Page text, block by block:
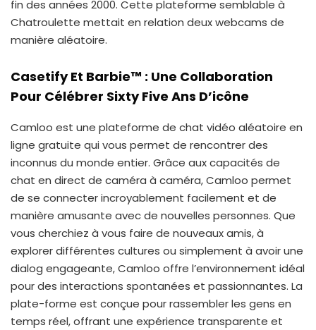
fin des années 2000. Cette plateforme semblable à
Chatroulette mettait en relation deux webcams de
manière aléatoire.
Casetify Et Barbie™ : Une Collaboration
Pour Célébrer Sixty Five Ans D’icône
Camloo est une plateforme de chat vidéo aléatoire en
ligne gratuite qui vous permet de rencontrer des
inconnus du monde entier. Grâce aux capacités de
chat en direct de caméra à caméra, Camloo permet
de se connecter incroyablement facilement et de
manière amusante avec de nouvelles personnes. Que
vous cherchiez à vous faire de nouveaux amis, à
explorer différentes cultures ou simplement à avoir une
dialog engageante, Camloo offre l’environnement idéal
pour des interactions spontanées et passionnantes. La
plate-forme est conçue pour rassembler les gens en
temps réel, offrant une expérience transparente et